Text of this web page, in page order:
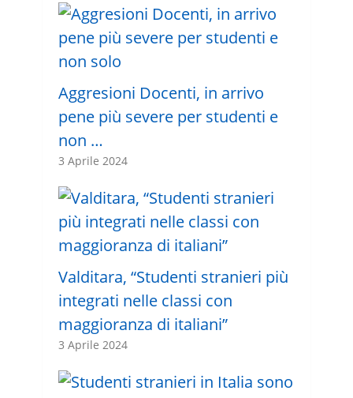
Aggresioni Docenti, in arrivo
pene più severe per studenti e
non …
3 Aprile 2024
Valditara, “Studenti stranieri più
integrati nelle classi con
maggioranza di italiani”
3 Aprile 2024